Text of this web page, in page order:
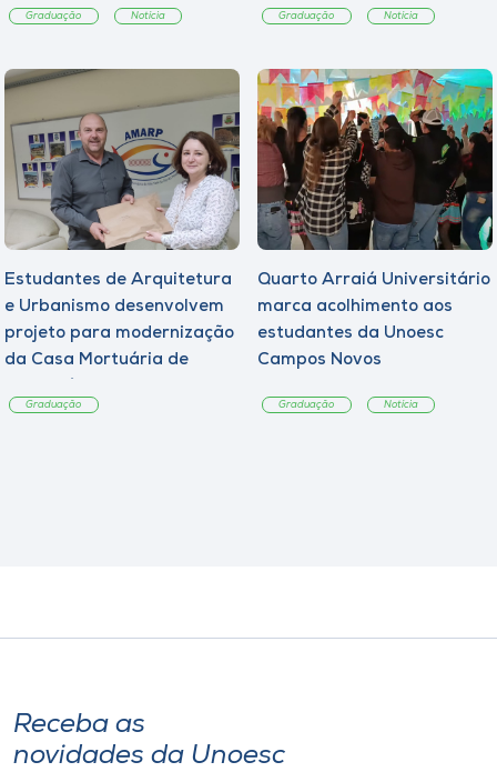
Graduação Notícia Graduação Notícia
Estudantes de Arquitetura
e Urbanismo desenvolvem
projeto para modernização
da Casa Mortuária de
Graduação
Quarto Arraiá Universitário
marca acolhimento aos
estudantes da Unoesc
Campos Novos
Graduação Notícia
Receba as
novidades da Unoesc